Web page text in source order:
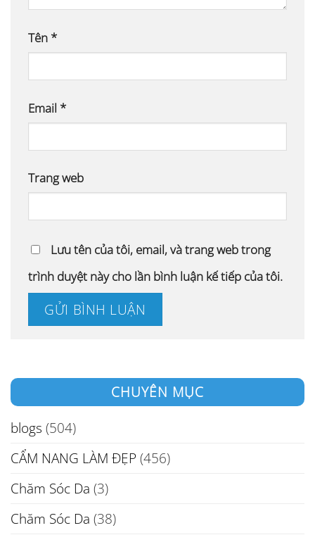
Tên *
Email *
Trang web
Lưu tên của tôi, email, và trang web trong
trình duyệt này cho lần bình luận kế tiếp của tôi.
CHUYÊN MỤC
blogs (504)
CẨM NANG LÀM ĐẸP (456)
Chăm Sóc Da (3)
Chăm Sóc Da (38)